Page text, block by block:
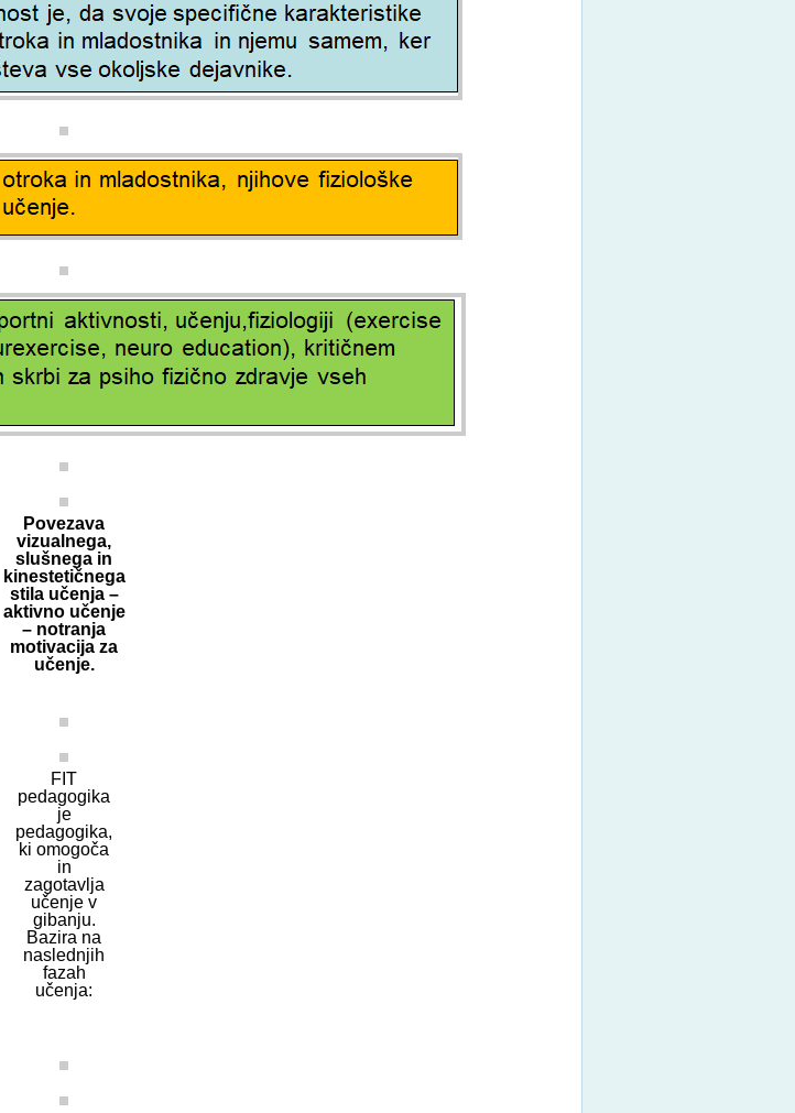
Povezava
vizualnega,
slušnega in
kinestetičnega
stila učenja –
aktivno učenje
– notranja
motivacija za
učenje.
FIT
pedagogika
je
pedagogika,
ki omogoča
in
zagotavlja
učenje v
gibanju.
Bazira na
naslednjih
fazah
učenja: